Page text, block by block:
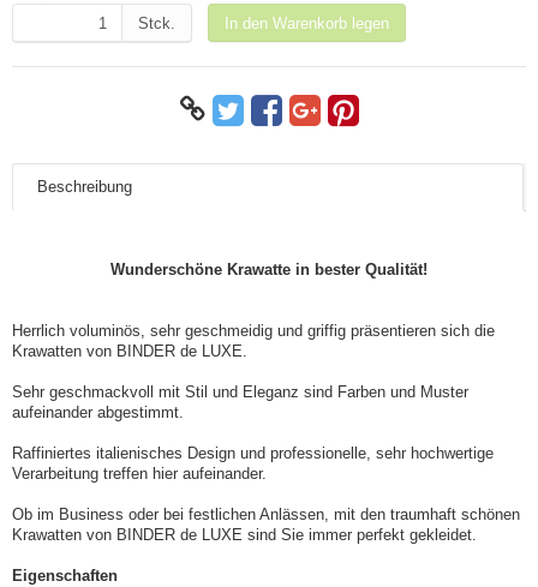
Stck.
In den Warenkorb legen
Beschreibung
Wunderschöne Krawatte in bester Qualität!
Herrlich voluminös, sehr geschmeidig und griffig präsentieren sich die
Krawatten von BINDER de LUXE.
Sehr geschmackvoll mit Stil und Eleganz sind Farben und Muster
aufeinander abgestimmt.
Raffiniertes italienisches Design und professionelle, sehr hochwertige
Verarbeitung treffen hier aufeinander.
Ob im Business oder bei festlichen Anlässen, mit den traumhaft schönen
Krawatten von BINDER de LUXE sind Sie immer perfekt gekleidet.
Eigenschaften